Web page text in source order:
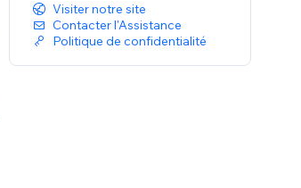
Visiter notre site
Contacter l'Assistance
Politique de confidentialité